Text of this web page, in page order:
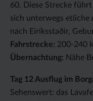
60. Diese Strecke
sich unterwegs etliche
nach Eiríksstaðir,
Fahrstrecke: 200-240
Übernachtung: Nähe
Tag 12 Ausflug im
Sehenswert: das